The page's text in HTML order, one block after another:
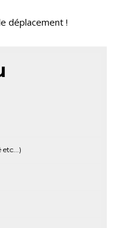
déplacement !